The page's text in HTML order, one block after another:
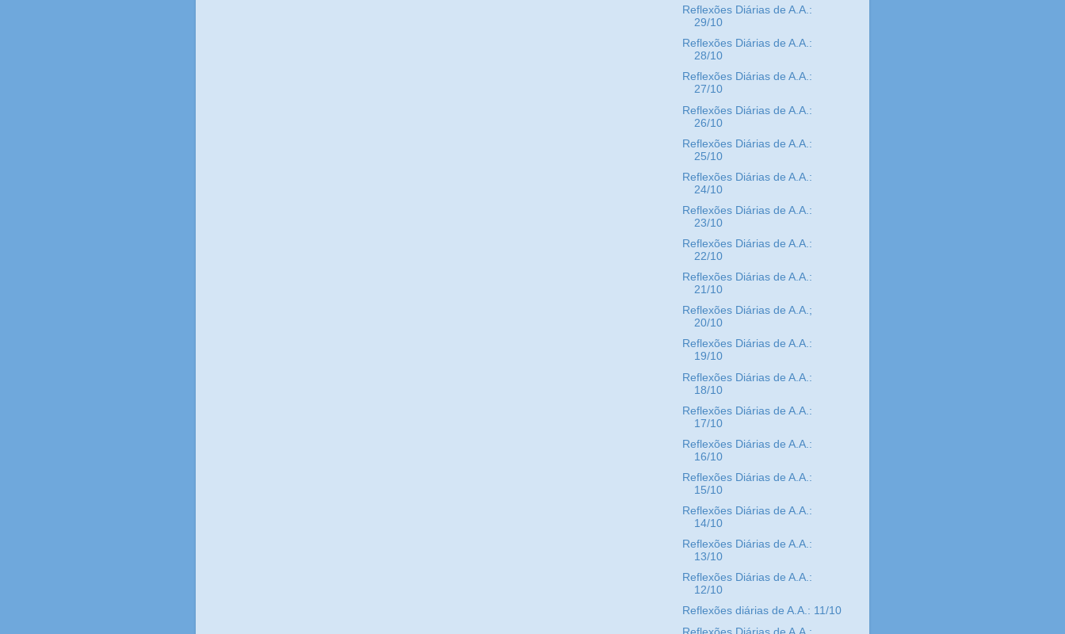
Reflexões Diárias de A.A.:
29/10
Reflexões Diárias de A.A.:
28/10
Reflexões Diárias de A.A.:
27/10
Reflexões Diárias de A.A.:
26/10
Reflexões Diárias de A.A.:
25/10
Reflexões Diárias de A.A.:
24/10
Reflexões Diárias de A.A.:
23/10
Reflexões Diárias de A.A.:
22/10
Reflexões Diárias de A.A.:
21/10
Reflexões Diárias de A.A.;
20/10
Reflexões Diárias de A.A.:
19/10
Reflexões Diárias de A.A.:
18/10
Reflexões Diárias de A.A.:
17/10
Reflexões Diárias de A.A.:
16/10
Reflexões Diárias de A.A.:
15/10
Reflexões Diárias de A.A.:
14/10
Reflexões Diárias de A.A.:
13/10
Reflexões Diárias de A.A.:
12/10
Reflexões diárias de A.A.: 11/10
Reflexões Diárias de A.A.: